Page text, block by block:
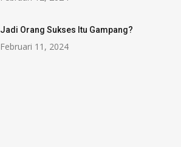
Jadi Orang Sukses Itu Gampang?
Februari 11, 2024